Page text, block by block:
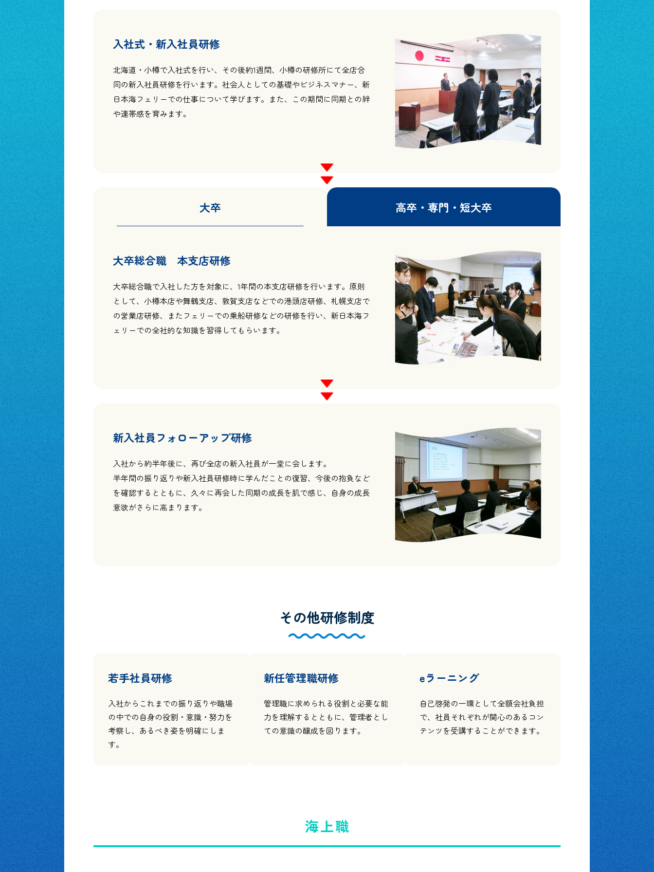
入社式・新入社員研修
北海道・小樽で入社式を行い、その後約1週間、小樽の研修所にて全店合
同の新入社員研修を行います。社会人としての基礎やビジネスマナー、新
日本海フェリーでの仕事について学びます。また、この期間に同期との絆
や連帯感を育みます。
大卒 高卒・専門 ・短大卒
大卒総合職 本支店研修
大卒総合職で入社した方を対象に、1年間の本支店研修を行います。原則
として、小樽本店や舞鶴支店、敦賀支店などでの港頭店研修、札幌支店で
の営業店研修、またフェリーでの乗船研修などの研修を行い、新日本海フ
ェリーでの全社的な知識を習得してもらいます。
新入社員フォローアップ研修
入社から約半年後に、再び全店の新入社員が一堂に会します。
半年間の振り返りや新入社員研修時に学んだことの復習、今後の抱負など
を確認するとともに、久々に再会した同期の成長を肌で感じ、自身の成長
意欲がさらに高まります。
その他研修制度
若手社員研修
入社からこれまでの振り返りや職場
の中での自身の役割・意識・努力を
考察し、あるべき姿を明確にしま
す。
新任管理職研修
管理職に求められる役割と必要な能
力を理解するとともに、管理者とし
ての意識の醸成を図ります。
eラーニング
自己啓発の一環として全額会社負担
で、社員それぞれが関心のあるコン
テンツを受講することができます。
海上職